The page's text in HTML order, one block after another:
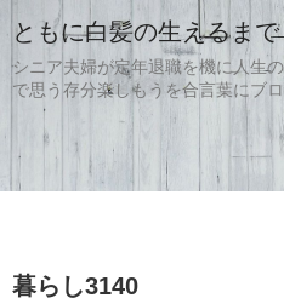
ともに白髪の生えるまで
シニア夫婦が定年退職を機に人生
で思う存分楽しもうを合言葉にブ
暮らし3140